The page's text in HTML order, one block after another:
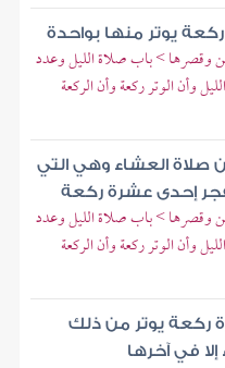
يوتر منها بواحدة
وقصرها > باب صلاة الليل وعدد
وأن الوتر ركعة وأن الركعة
صلاة العشاء وهي التي
إحدى عشرة ركعة
وقصرها > باب صلاة الليل وعدد
وأن الوتر ركعة وأن الركعة
ركعة يوتر من ذلك
في آخرها